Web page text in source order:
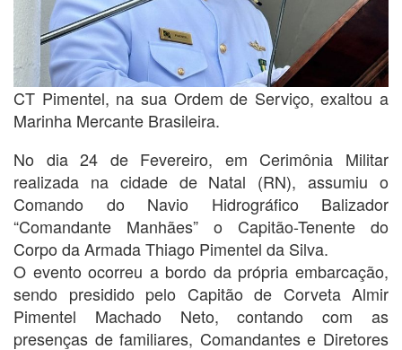
CT Pimentel, na sua Ordem de Serviço, exaltou a
Marinha Mercante Brasileira.
No dia 24 de Fevereiro, em Cerimônia Militar
realizada na cidade de Natal (RN), assumiu o
Comando do Navio Hidrográfico Balizador
“Comandante Manhães” o Capitão-Tenente do
Corpo da Armada Thiago Pimentel da Silva.
O evento ocorreu a bordo da própria embarcação,
sendo presidido pelo Capitão de Corveta Almir
Pimentel Machado Neto, contando com as
presenças de familiares, Comandantes e Diretores